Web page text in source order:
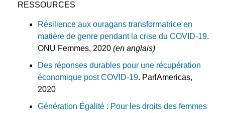
RESSOURCES
Résilience aux ouragans transformatrice en
matière de genre pendant la crise du COVID-19.
ONU Femmes, 2020 (en anglais)
Des réponses durables pour une récupération
économique post COVID-19. ParlAmericas,
2020
Génération Égalité : Pour les droits des femmes